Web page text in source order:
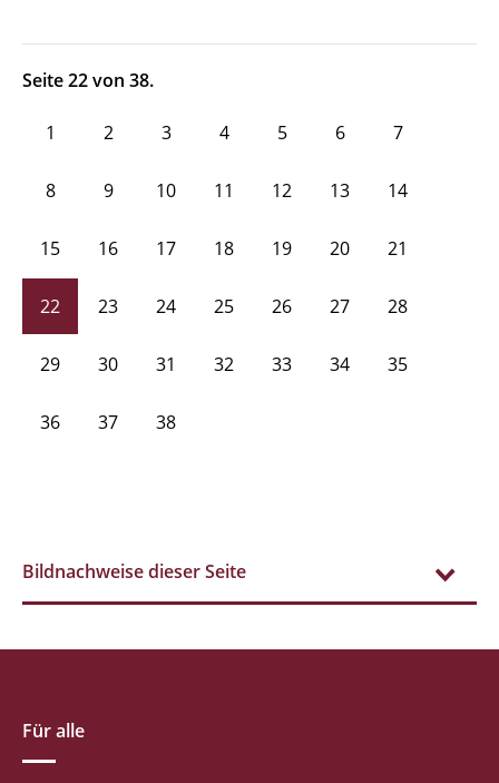
Seite 22 von 38.
1 2 3 4 5 6 7
8 9 10 11 12 13 14
15 16 17 18 19 20 21
22 23 24 25 26 27 28
29 30 31 32 33 34 35
36 37 38
Bildnachweise dieser Seite
Für alle